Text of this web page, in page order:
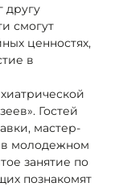
другу
смогут
ценностях,
в
Гостей
мастер-
в молодежном
занятие по
познакомят